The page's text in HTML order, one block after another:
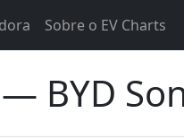
Sobre o EV Charts
BYD